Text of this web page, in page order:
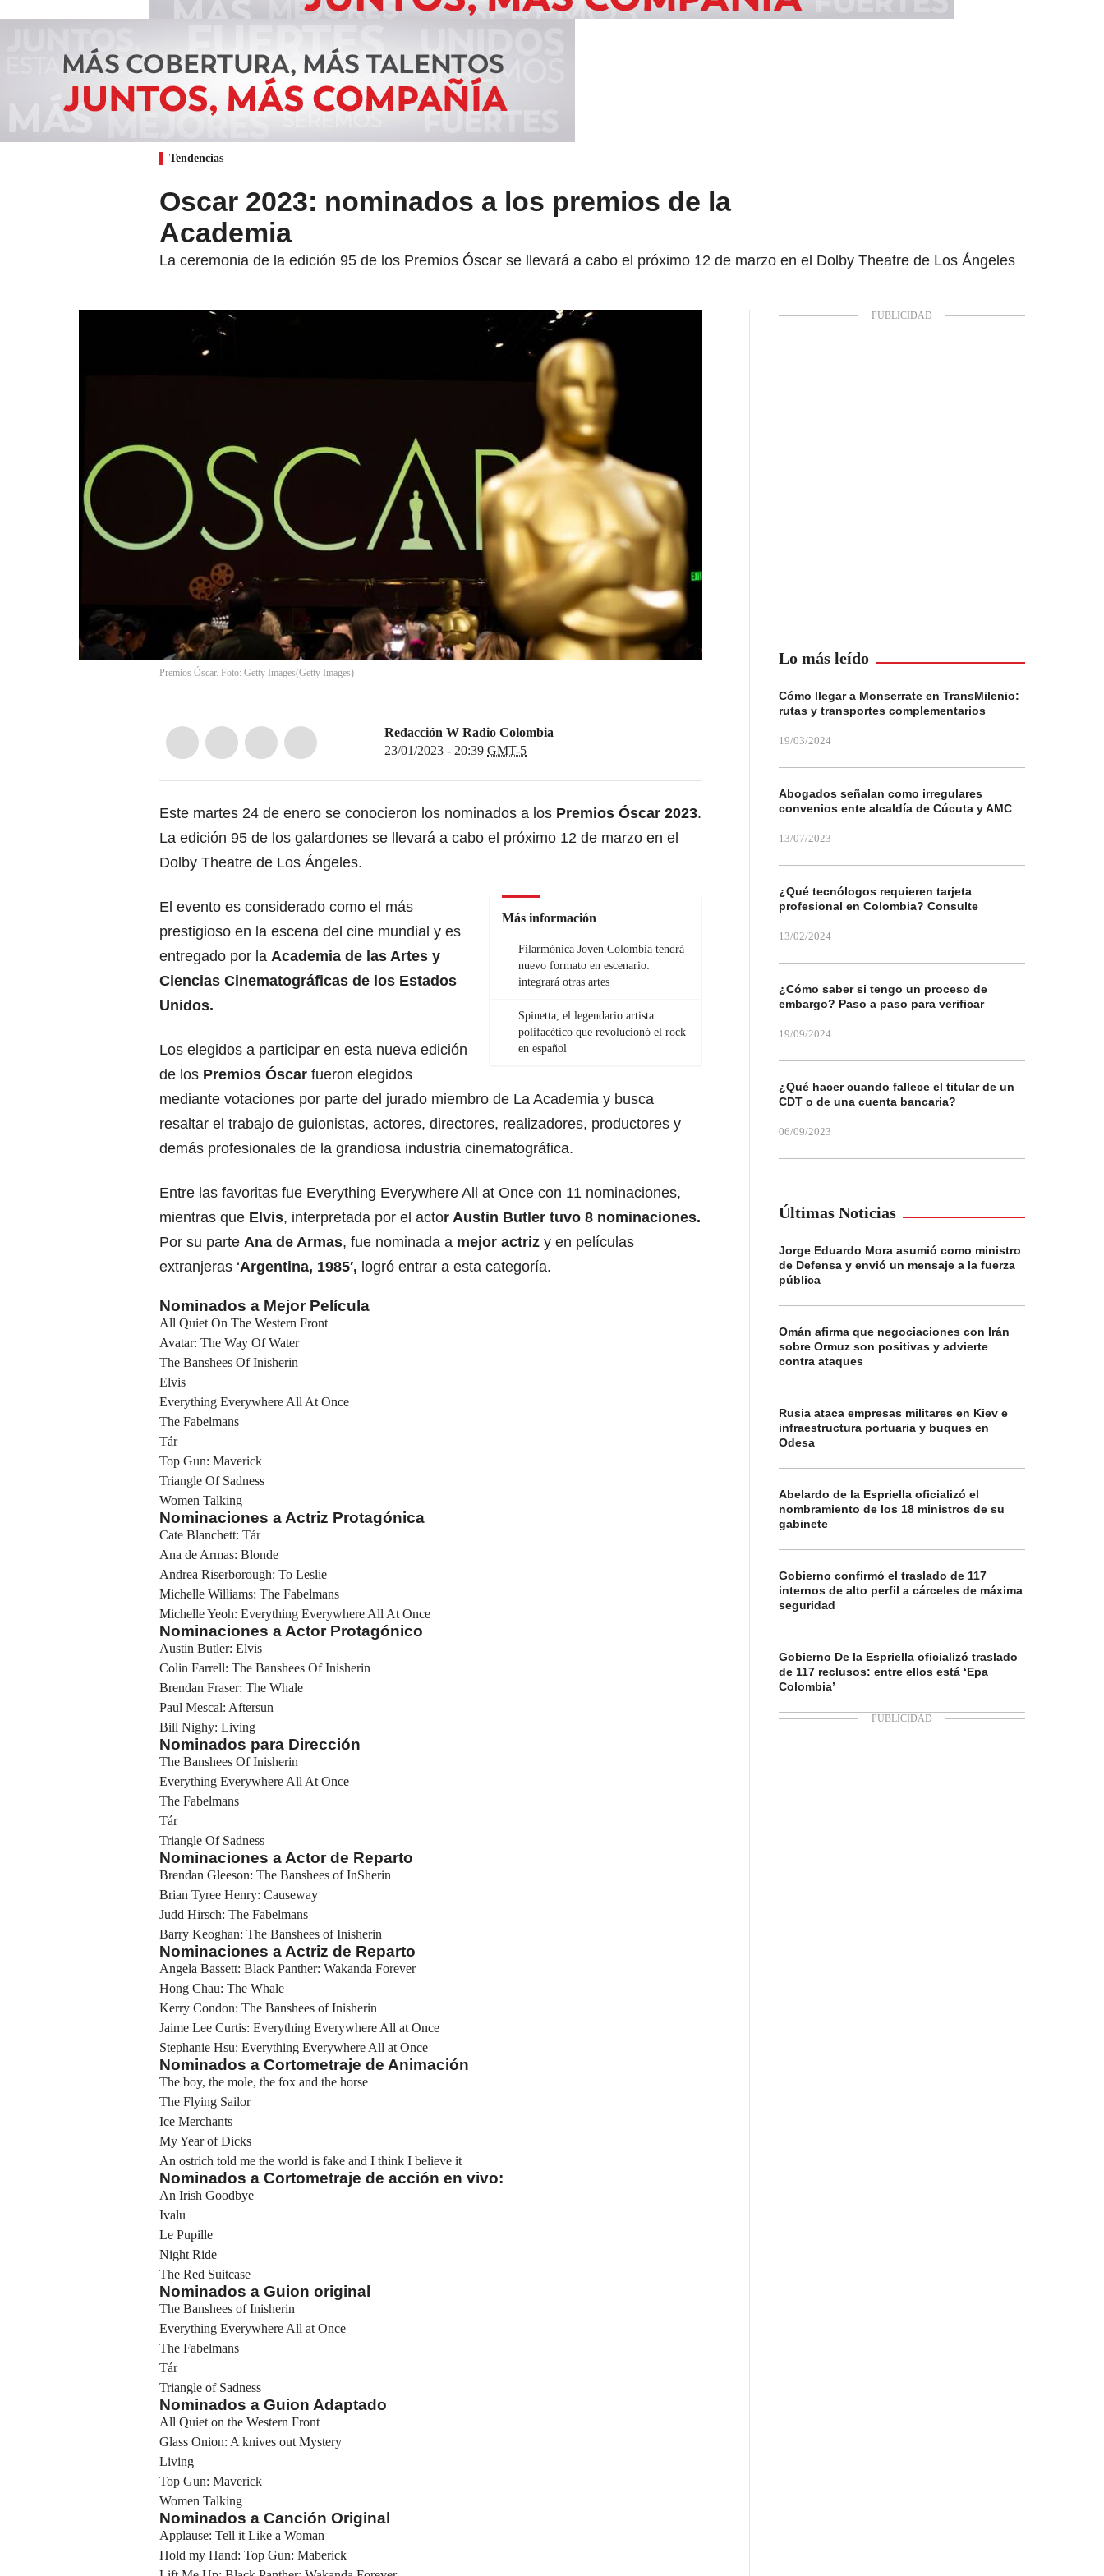
Tendencias
Oscar 2023: nominados a los premios de la
Academia
La ceremonia de la edición 95 de los Premios Óscar se llevará a cabo el próximo 12 de marzo en el Dolby Theatre de Los Ángeles
Premios Óscar. Foto: Getty Images(Getty Images)
Redacción W Radio Colombia
23/01/2023 - 20:39 GMT-5
Este martes 24 de enero se conocieron los nominados a los Premios Óscar 2023.
La edición 95 de los galardones se llevará a cabo el próximo 12 de marzo en el
Dolby Theatre de Los Ángeles.
Más información
Filarmónica Joven Colombia tendrá
nuevo formato en escenario:
integrará otras artes
Spinetta, el legendario artista
polifacético que revolucionó el rock
en español
El evento es considerado como el más
prestigioso en la escena del cine mundial y es
entregado por la Academia de las Artes y
Ciencias Cinematográficas de los Estados
Unidos.
Los elegidos a participar en esta nueva edición
de los Premios Óscar fueron elegidos
mediante votaciones por parte del jurado miembro de La Academia y busca
resaltar el trabajo de guionistas, actores, directores, realizadores, productores y
demás profesionales de la grandiosa industria cinematográfica.
Entre las favoritas fue Everything Everywhere All at Once con 11 nominaciones,
mientras que Elvis, interpretada por el actor Austin Butler tuvo 8 nominaciones.
Por su parte Ana de Armas, fue nominada a mejor actriz y en películas
extranjeras ‘Argentina, 1985′, logró entrar a esta categoría.
Nominados a Mejor Película
All Quiet On The Western Front
Avatar: The Way Of Water
The Banshees Of Inisherin
Elvis
Everything Everywhere All At Once
The Fabelmans
Tár
Top Gun: Maverick
Triangle Of Sadness
Women Talking
Nominaciones a Actriz Protagónica
Cate Blanchett: Tár
Ana de Armas: Blonde
Andrea Riserborough: To Leslie
Michelle Williams: The Fabelmans
Michelle Yeoh: Everything Everywhere All At Once
Nominaciones a Actor Protagónico
Austin Butler: Elvis
Colin Farrell: The Banshees Of Inisherin
Brendan Fraser: The Whale
Paul Mescal: Aftersun
Bill Nighy: Living
Nominados para Dirección
The Banshees Of Inisherin
Everything Everywhere All At Once
The Fabelmans
Tár
Triangle Of Sadness
Nominaciones a Actor de Reparto
Brendan Gleeson: The Banshees of InSherin
Brian Tyree Henry: Causeway
Judd Hirsch: The Fabelmans
Barry Keoghan: The Banshees of Inisherin
Nominaciones a Actriz de Reparto
Angela Bassett: Black Panther: Wakanda Forever
Hong Chau: The Whale
Kerry Condon: The Banshees of Inisherin
Jaime Lee Curtis: Everything Everywhere All at Once
Stephanie Hsu: Everything Everywhere All at Once
Nominados a Cortometraje de Animación
The boy, the mole, the fox and the horse
The Flying Sailor
Ice Merchants
My Year of Dicks
An ostrich told me the world is fake and I think I believe it
Nominados a Cortometraje de acción en vivo:
An Irish Goodbye
Ivalu
Le Pupille
Night Ride
The Red Suitcase
Nominados a Guion original
The Banshees of Inisherin
Everything Everywhere All at Once
The Fabelmans
Tár
Triangle of Sadness
Nominados a Guion Adaptado
All Quiet on the Western Front
Glass Onion: A knives out Mystery
Living
Top Gun: Maverick
Women Talking
Nominados a Canción Original
Applause: Tell it Like a Woman
Hold my Hand: Top Gun: Maberick
Lo más leído
Cómo llegar a Monserrate en TransMilenio:
rutas y transportes complementarios
19/03/2024
Abogados señalan como irregulares
convenios ente alcaldía de Cúcuta y AMC
13/07/2023
¿Qué tecnólogos requieren tarjeta
profesional en Colombia? Consulte
13/02/2024
¿Cómo saber si tengo un proceso de
embargo? Paso a paso para verificar
19/09/2024
¿Qué hacer cuando fallece el titular de un
CDT o de una cuenta bancaria?
06/09/2023
Últimas Noticias
Jorge Eduardo Mora asumió como ministro
de Defensa y envió un mensaje a la fuerza
pública
Omán afirma que negociaciones con Irán
sobre Ormuz son positivas y advierte
contra ataques
Rusia ataca empresas militares en Kiev e
infraestructura portuaria y buques en
Odesa
Abelardo de la Espriella oficializó el
nombramiento de los 18 ministros de su
gabinete
Gobierno confirmó el traslado de 117
internos de alto perfil a cárceles de máxima
seguridad
Gobierno De la Espriella oficializó traslado
de 117 reclusos: entre ellos está ‘Epa
Colombia’